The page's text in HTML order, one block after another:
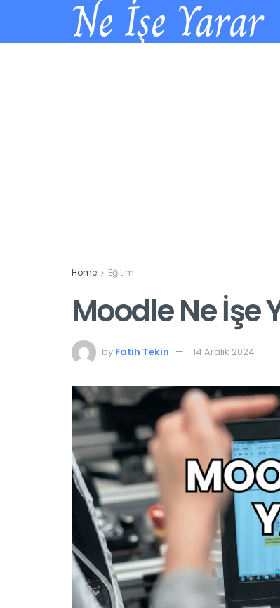
Ne İşe Yarar
Home Eğitim
Moodle Ne İşe
by Fatih Tekin 14 Aralık 2024